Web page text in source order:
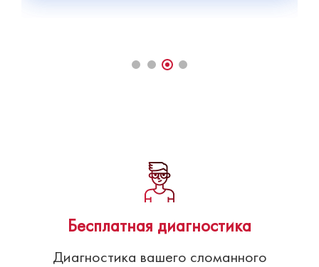
Бесплатная диагностика
Диагностика вашего сломанного